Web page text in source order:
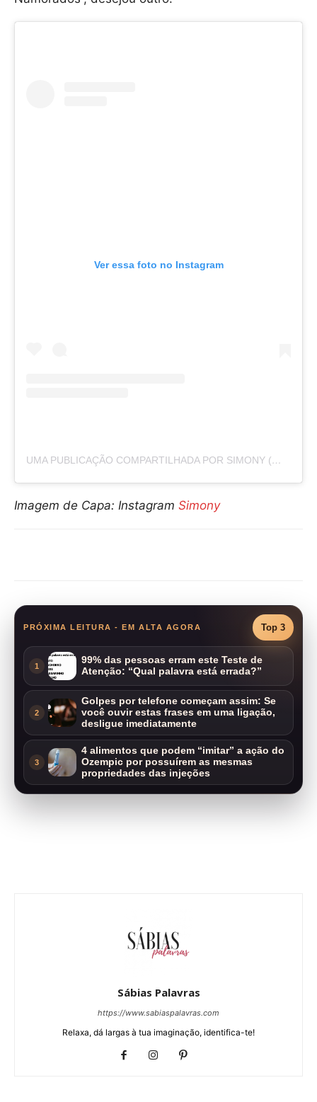
Ver essa foto no Instagram
UMA PUBLICAÇÃO COMPARTILHADA POR SIMONY (@SIMONYCANTORA)
Imagem de Capa: Instagram Simony
PRÓXIMA LEITURA - EM ALTA AGORA Top 3
1
99% das pessoas erram este Teste de
Atenção: “Qual palavra está errada?”
2
Golpes por telefone começam assim: Se
você ouvir estas frases em uma ligação,
desligue imediatamente
3
4 alimentos que podem “imitar” a ação do
Ozempic por possuírem as mesmas
propriedades das injeções
Sábias Palavras
https://www.sabiaspalavras.com
Relaxa, dá largas à tua imaginação, identifica-te!